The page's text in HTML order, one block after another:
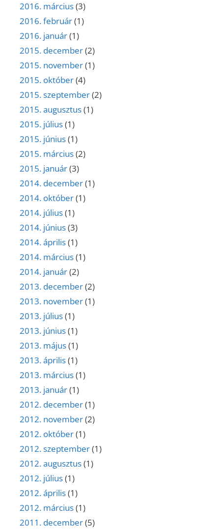
2016. március(3)
2016. február(1)
2016. január(1)
2015. december(2)
2015. november(1)
2015. október(4)
2015. szeptember(2)
2015. augusztus(1)
2015. július(1)
2015. június(1)
2015. március(2)
2015. január(3)
2014. december(1)
2014. október(1)
2014. július(1)
2014. június(3)
2014. április(1)
2014. március(1)
2014. január(2)
2013. december(2)
2013. november(1)
2013. július(1)
2013. június(1)
2013. május(1)
2013. április(1)
2013. március(1)
2013. január(1)
2012. december(1)
2012. november(2)
2012. október(1)
2012. szeptember(1)
2012. augusztus(1)
2012. július(1)
2012. április(1)
2012. március(1)
2011. december(5)